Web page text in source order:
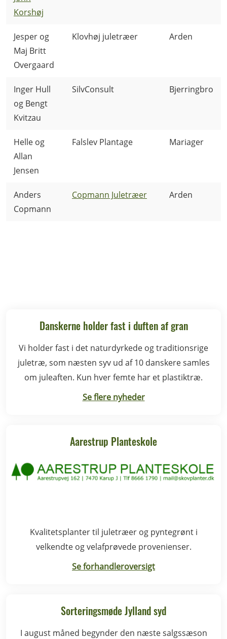
Korshøj
Jesper og
Maj Britt
Overgaard
Klovhøj juletræer Arden
Inger Hull
og Bengt
Kvitzau
SilvConsult Bjerringbro
Helle og
Allan
Jensen
Falslev Plantage Mariager
Anders
Copmann
Copmann Juletræer Arden
Danskerne holder fast i duften af gran
Vi holder fast i det naturdyrkede og traditionsrige
juletræ, som næsten syv ud af 10 danskere samles
om juleaften. Kun hver femte har et plastiktræ.
Se flere nyheder
Aarestrup Planteskole
Kvalitetsplanter til juletræer og pyntegrønt i
velkendte og velafprøvede provenienser.
Se forhandleroversigt
Sorteringsmøde Jylland syd
I august måned begynder den næste salgssæson